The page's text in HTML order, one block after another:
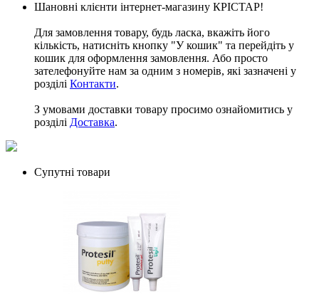
Шановні клієнти інтернет-магазину КРІСТАР!
Для замовлення товару, будь ласка, вкажіть його
кількість, натисніть кнопку "У кошик" та перейдіть у
кошик для оформлення замовлення. Або просто
зателефонуйте нам за одним з номерів, які зазначені у
розділі Контакти.
З умовами доставки товару просимо ознайомитись у
розділі Доставка.
Супутні товари